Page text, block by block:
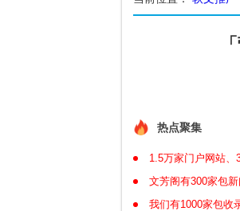
热点聚集
1.5万家门户网站
文芳阁有300家包
我们有1000家包收